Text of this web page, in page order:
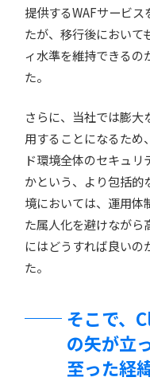
提供するWAFサービ
たが、移行後において
ィ水準を維持できるの
た。
さらに、当社では膨
用することになるため
ド環境全体のセキュ
かという、より包括的
境においては、運用体
た属人化を避けながら
にはどうすれば良いの
た。
そこで、
の矢が立
至った経